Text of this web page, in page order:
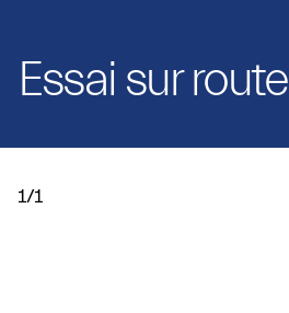
Essai sur route
1/1